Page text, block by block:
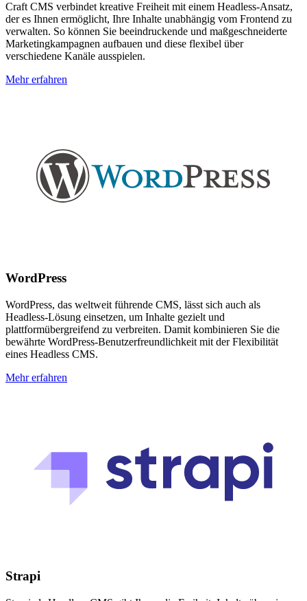
Craft CMS verbindet kreative Freiheit mit einem Headless-Ansatz,
der es Ihnen ermöglicht, Ihre Inhalte unabhängig vom Frontend zu
verwalten. So können Sie beeindruckende und maßgeschneiderte
Marketingkampagnen aufbauen und diese flexibel über
verschiedene Kanäle ausspielen.
Mehr erfahren
WordPress
WordPress, das weltweit führende CMS, lässt sich auch als
Headless-Lösung einsetzen, um Inhalte gezielt und
plattformübergreifend zu verbreiten. Damit kombinieren Sie die
bewährte WordPress-Benutzerfreundlichkeit mit der Flexibilität
eines Headless CMS.
Mehr erfahren
Strapi